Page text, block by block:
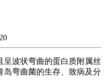
呈波状弯曲的蛋白质附属丝
岛弯曲菌的生存、致病及分